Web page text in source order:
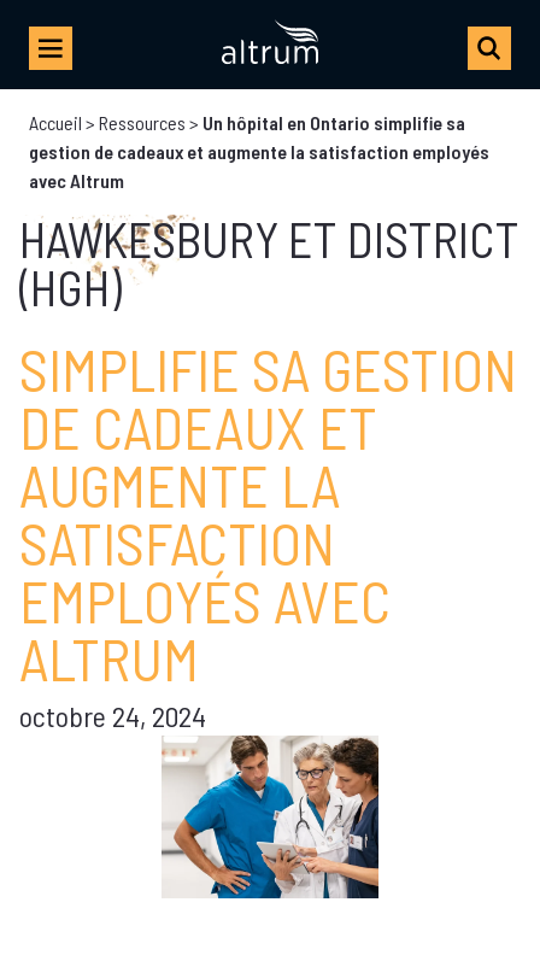
Accueil > Ressources > Un hôpital en Ontario simplifie sa
gestion de cadeaux et augmente la satisfaction employés
avec Altrum
L’HÔPITAL GÉNÉRAL DE
HAWKESBURY ET DISTRICT
(HGH)
SIMPLIFIE SA GESTION
DE CADEAUX ET
AUGMENTE LA
SATISFACTION
EMPLOYÉS AVEC
ALTRUM
octobre 24, 2024